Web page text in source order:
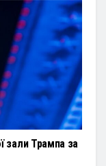
зали Трампа за